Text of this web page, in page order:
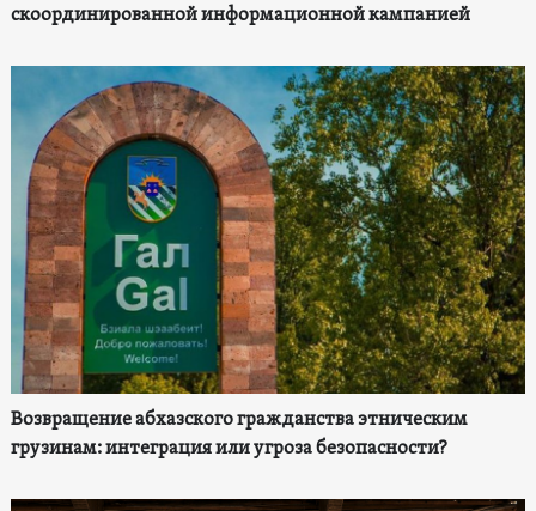
скоординированной информационной кампанией
Возвращение абхазского гражданства этническим
грузинам: интеграция или угроза безопасности?